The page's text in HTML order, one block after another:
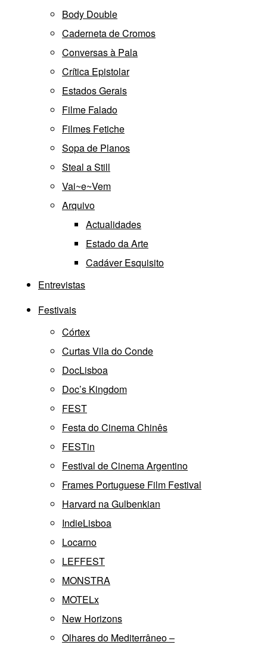
Body Double
Caderneta de Cromos
Conversas à Pala
Crítica Epistolar
Estados Gerais
Filme Falado
Filmes Fetiche
Sopa de Planos
Steal a Still
Vai~e~Vem
Arquivo
Actualidades
Estado da Arte
Cadáver Esquisito
Entrevistas
Festivais
Córtex
Curtas Vila do Conde
DocLisboa
Doc’s Kingdom
FEST
Festa do Cinema Chinês
FESTin
Festival de Cinema Argentino
Frames Portuguese Film Festival
Harvard na Gulbenkian
IndieLisboa
Locarno
LEFFEST
MONSTRA
MOTELx
New Horizons
Olhares do Mediterrâneo –